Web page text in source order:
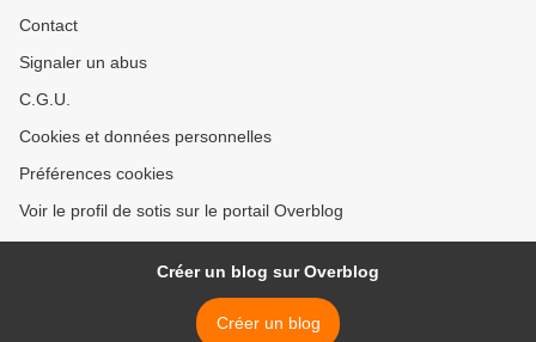
Contact
Signaler un abus
C.G.U.
Cookies et données personnelles
Préférences cookies
Voir le profil de sotis sur le portail Overblog
Créer un blog sur Overblog
Créer un blog